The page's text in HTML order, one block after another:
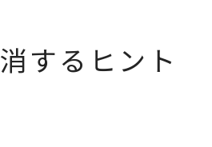
進む大館市とごみ屋敷問題の現実
化がごみ屋敷問題に与える影響
するヒント